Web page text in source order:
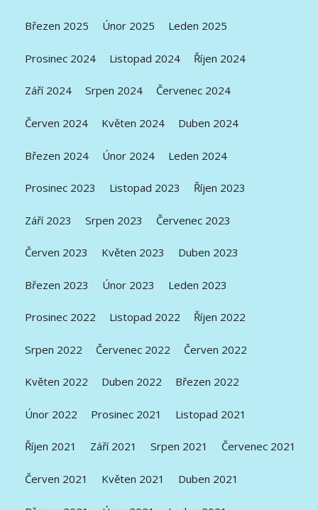
Březen 2025 Únor 2025 Leden 2025
Prosinec 2024 Listopad 2024 Říjen 2024
Září 2024 Srpen 2024 Červenec 2024
Červen 2024 Květen 2024 Duben 2024
Březen 2024 Únor 2024 Leden 2024
Prosinec 2023 Listopad 2023 Říjen 2023
Září 2023 Srpen 2023 Červenec 2023
Červen 2023 Květen 2023 Duben 2023
Březen 2023 Únor 2023 Leden 2023
Prosinec 2022 Listopad 2022 Říjen 2022
Srpen 2022 Červenec 2022 Červen 2022
Květen 2022 Duben 2022 Březen 2022
Únor 2022 Prosinec 2021 Listopad 2021
Říjen 2021 Září 2021 Srpen 2021 Červenec 2021
Červen 2021 Květen 2021 Duben 2021